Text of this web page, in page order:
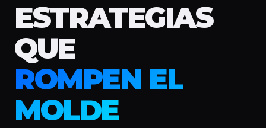
ESTRATEGIAS
QUE
ROMPEN EL
MOLDE